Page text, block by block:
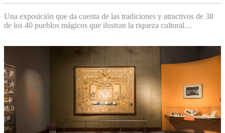
Una exposición que da cuenta de las tradiciones y atractivos de 38
de los 40 pueblos mágicos que ilustran la riqueza cultural…